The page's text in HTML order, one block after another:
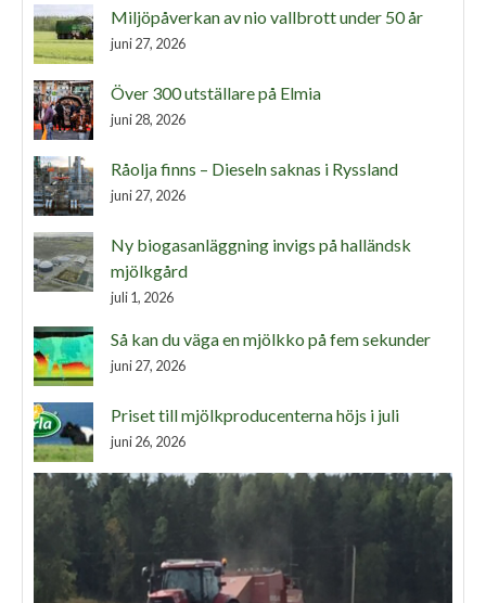
Miljöpåverkan av nio vallbrott under 50 år
juni 27, 2026
Över 300 utställare på Elmia
juni 28, 2026
Råolja finns – Dieseln saknas i Ryssland
juni 27, 2026
Ny biogasanläggning invigs på halländsk
mjölkgård
juli 1, 2026
Så kan du väga en mjölkko på fem sekunder
juni 27, 2026
Priset till mjölkproducenterna höjs i juli
juni 26, 2026